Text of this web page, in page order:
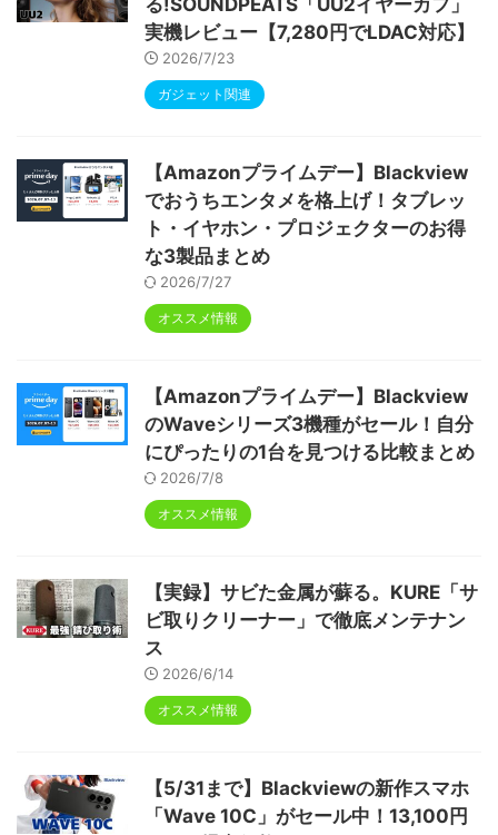
る!SOUNDPEATS「UU2イヤーカフ」
実機レビュー【7,280円でLDAC対応】
2026/7/23
ガジェット関連
【Amazonプライムデー】Blackview
でおうちエンタメを格上げ！タブレッ
ト・イヤホン・プロジェクターのお得
な3製品まとめ
2026/7/27
オススメ情報
【Amazonプライムデー】Blackview
のWaveシリーズ3機種がセール！自分
にぴったりの1台を見つける比較まとめ
2026/7/8
オススメ情報
【実録】サビた金属が蘇る。KURE「サ
ビ取りクリーナー」で徹底メンテナン
ス
2026/6/14
オススメ情報
【5/31まで】Blackviewの新作スマホ
「Wave 10C」がセール中！13,100円